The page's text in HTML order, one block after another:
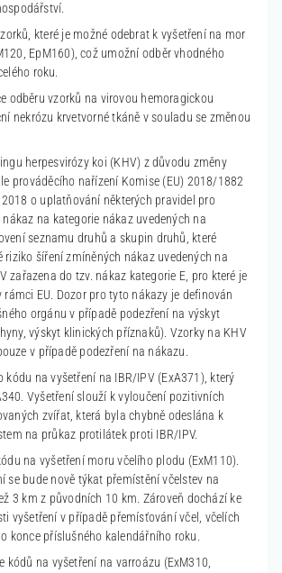
které je možné odebrat k vyšetření na mor
EpM160), což umožní odběr vhodného
roku.
odběru vzorků na virovou hemoragickou
nekrózu krvetvorné tkáně v souladu se změnou
herpesvirózy koi (KHV) z důvodu změny
prováděcího nařízení Komise (EU) 2018/1882
o uplatňování některých pravidel pro
na kategorie nákaz uvedených na
seznamu druhů a skupin druhů, které
riziko šíření zmíněných nákaz uvedených na
zařazena do tzv. nákaz kategorie E, pro které je
EU. Dozor pro tyto nákazy je definován
orgánu v případě podezření na výskyt
výskyt klinických příznaků). Vzorky na KHV
v případě podezření na nákazu.
kódu na vyšetření na IBR/IPV (ExA371), který
Vyšetření slouží k vyloučení pozitivních
zvířat, která byla chybně odeslána k
na průkaz protilátek proti IBR/IPV.
na vyšetření moru včelího plodu (ExM110).
se bude nově týkat přemístění včelstev na
3 km z původních 10 km. Zároveň dochází ke
vyšetření v případě přemísťování včel, včelích
konce příslušného kalendářního roku.
kódů na vyšetření na varroázu (ExM310,